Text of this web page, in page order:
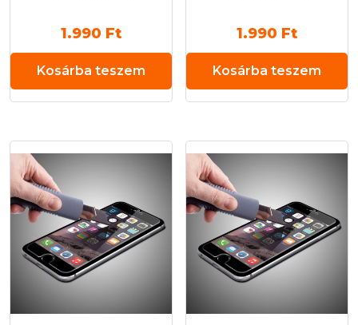
1.990 Ft
Kosárba teszem
1.990 Ft
Kosárba teszem